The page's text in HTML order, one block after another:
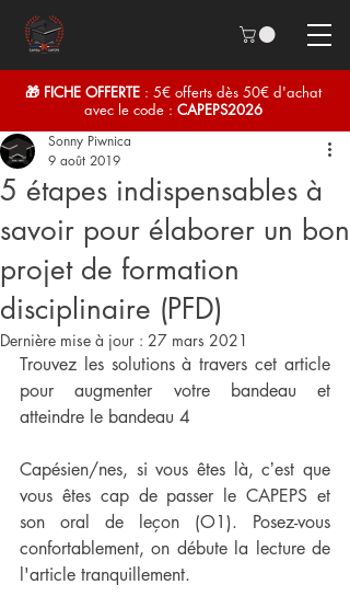
🎁 FICHE OFFERTE: 5€ offerts dès 50€ d'achat
avec le code : CAPEPS2026
5 étapes indispensables à
savoir pour élaborer un bon
projet de formation
disciplinaire (PFD)
Sonny Piwnica
9 août 2019
Dernière mise à jour : 27 mars 2021
Trouvez les solutions à travers cet article
pour augmenter votre bandeau et
atteindre le bandeau 4
Capésien/nes, si vous êtes là, cʼest que
vous êtes cap de passer le CAPEPS et
son oral de leçon (O1). Posez-vous
confortablement, on débute la lecture de
l'article tranquillement.